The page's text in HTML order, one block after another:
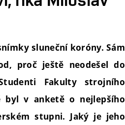
sluneční koróny. Sám
proč ještě neodešel do
Fakulty strojního
v anketě o nejlepšího
stupni. Jaký je jeho